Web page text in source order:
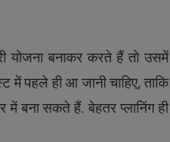
योजना बनाकर करते हैं तो उसमें
पहले ही आ जानी चाहिए, ताकि
में बना सकते हैं. बेहतर प्लानिंग ही